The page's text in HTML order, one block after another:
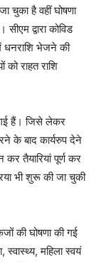
चुका है वहीं घोषणा
द्वारा कोविड
धनराशि भेजने की
को राहत राशि
गई हैं। जिसे लेकर
के बाद कार्यरुप देने
कर तैयारियां पूर्ण कर
भी शुरू की जा चुकी
की घोषणा की गई
महिला स्वयं